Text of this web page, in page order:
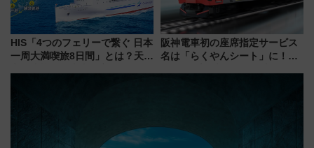
HIS「4つのフェリーで繋ぐ 日本
一周大満喫旅8日間」とは？天橋
阪神電車初の座席指定サービス
名は「らくやんシート」に！新